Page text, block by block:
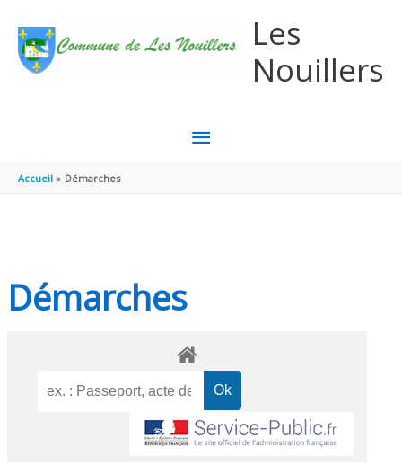
Les
Nouillers
MENU
Accueil Démarches
Démarches